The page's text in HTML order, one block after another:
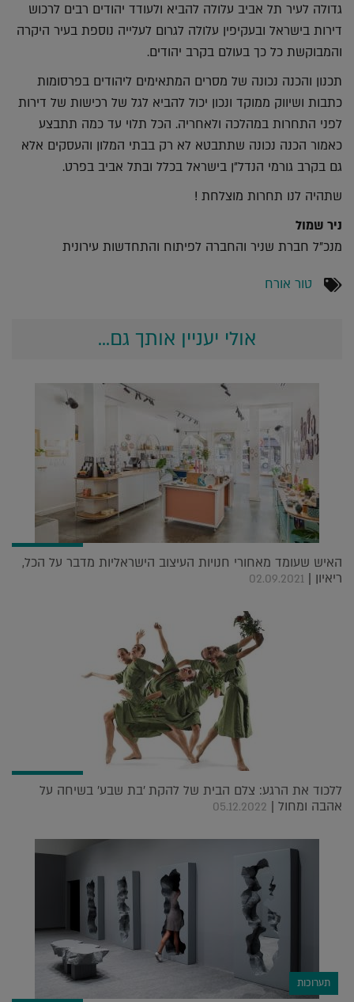
גדולה לעיר תל אביב עלולה להביא ולעודד יהודים רבים לרכוש
דירות בישראל ובעקיפין עלולה לגרום לעלייה נוספת בעיר היקרה
והמבוקשת כל כך בעולם בקרב יהודים.
תכנון והכנה נכונה של מסרים המתאימים ליהודים בפרסומות
כתבות ושיווק ממוקד ונכון יכול להביא לגל של רכישות של דירות
לפני התחרות במהלכה ולאחריה. הכל תלוי עד כמה תתבצע
כאמור הכנה נכונה שתתבטא לא רק בבתי המלון והעסקים אלא
גם בקרב גורמי הנדל״ן בישראל בכלל ובתל אביב בפרט.
שתהיה לנו תחרות מוצלחת !
ניר שמול
מנכ"ל חברת שניר והחברה לפיתוח והתחדשות עירונית
טור אורח
אולי יעניין אותך גם...
האיש שעומד מאחורי חנויות העיצוב הישראליות מדבר על הכל,
ריאיון | 02.09.2021
ללכוד את הרגע: צלם הבית של להקת 'בת שבע' בשיחה על
אהבה ומחול | 05.12.2022
תערוכות